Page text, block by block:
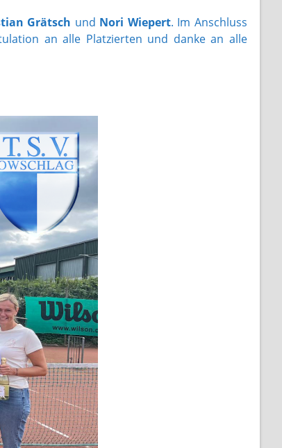
Grätsch und Nori Wiepert. Im Anschluss
an alle Platzierten und danke an alle